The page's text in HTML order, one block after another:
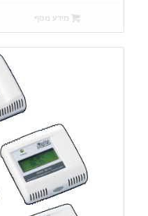
מידע נוסף